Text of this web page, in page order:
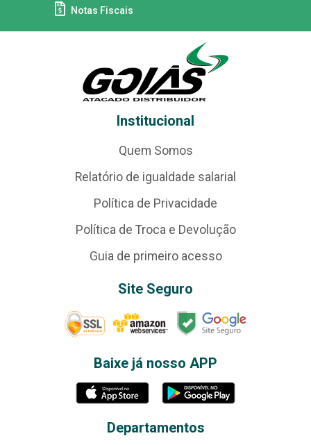
Notas Fiscais
Institucional
Quem Somos
Relatório de igualdade salarial
Política de Privacidade
Política de Troca e Devolução
Guia de primeiro acesso
Site Seguro
Baixe já nosso APP
Departamentos